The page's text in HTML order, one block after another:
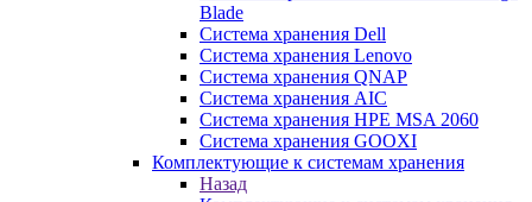
Blade
Система хранения Dell
Система хранения Lenovo
Система хранения QNAP
Система хранения AIC
Система хранения HPE MSA 2060
Система хранения GOOXI
Комплектующие к системам хранения
Назад